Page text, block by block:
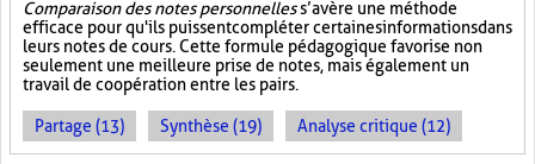
Comparaison des notes personnelless’avère une méthode
efficace pour qu'ils puissent compléter certaines informations dans
leurs notes de cours. Cette formule pédagogique favorise non
seulement une meilleure prise de notes, mais également un
travail de coopération entre les pairs.
Partage (13) Synthèse (19) Analyse critique (12)